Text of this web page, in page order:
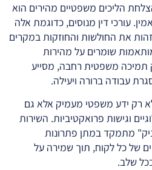
הליכים משפטיים מהירים הוא
עורכי דין מנוסים, כדוגמת אלה
את החולשות והחוזקות במקרים
שומרים על מהירות
תמיכה משפטית רחבה, מסייע
עבודה ברורה ויעילה.
רק ידע משפטי מעמיק אלא גם
וגישות פרואקטיביות. השירות
מתמקד במתן פתרונות
של כל לקוח, תוך שמירה על
שלב.